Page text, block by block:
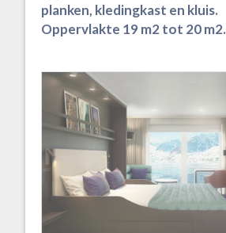
planken, kledingkast en kluis.
Oppervlakte 19 m2 tot 20 m2.